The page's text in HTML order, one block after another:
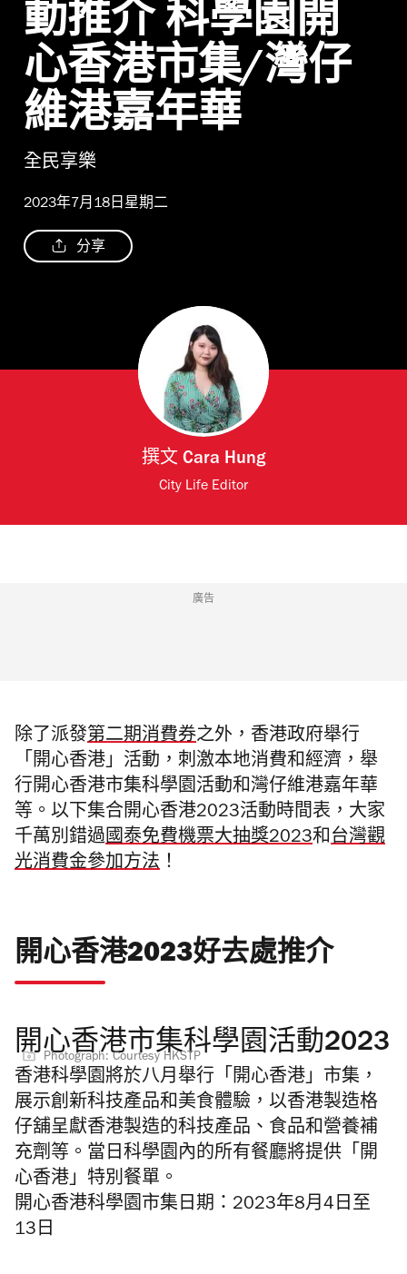
動推介 科學園開
心香港市集/灣仔
維港嘉年華
全民享樂
2023年7月18日星期二
分享
撰文 Cara Hung
City Life Editor
廣告
除了派發第二期消費券之外，香港政府舉行
「開心香港」活動，刺激本地消費和經濟，舉
行開心香港市集科學園活動和灣仔維港嘉年華
等。以下集合開心香港2023活動時間表，大家
千萬別錯過國泰免費機票大抽獎2023和台灣觀
光消費金參加方法 ！
開心香港2023好去處推介
開心香港市集科學園活動2023
Photograph: Courtesy HKSTP
香港科學園將於八月舉行「開心香港」市集，
展示創新科技產品和美食體驗，以香港製造格
仔舖呈獻香港製造的科技產品、食品和營養補
充劑等。當日科學園內的所有餐廳將提供「開
心香港」特別餐單。
開心香港科學園市集日期： 2023年8月4日至
13日